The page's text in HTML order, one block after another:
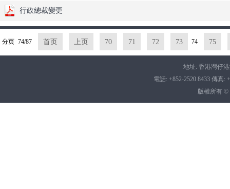
行政總裁變更
分页 74/87 首页 上页 70 71 72 73 74 75
地址: 香港灣仔
電話: +852-2520 8433 傳真:
版權所有 ©